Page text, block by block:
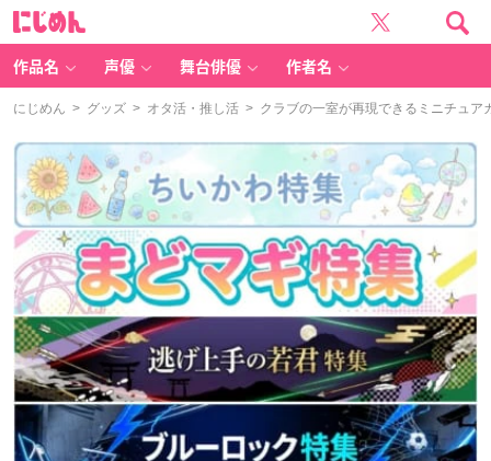
作品名 声優 舞台俳優 作者名
にじめん > グッズ > オタ活・推し活 > クラブの一室が再現できるミニチュア